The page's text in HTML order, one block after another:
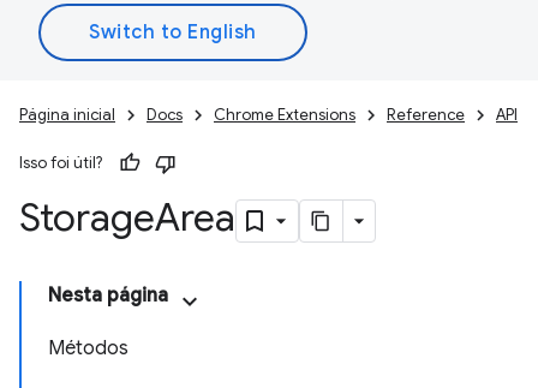
Página inicial Docs Chrome Extensions Reference API
Isso foi útil?
StorageArea
Nesta página
Métodos